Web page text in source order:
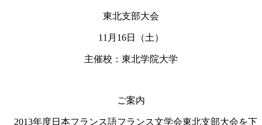
東北支部大会
11 月 16日（土）
主催校：東北学院大学
ご案内
2013年度日本フランス語フランス文学会東北支部大会を下